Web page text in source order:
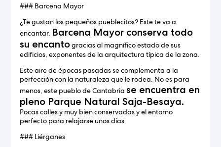
### Barcena Mayor
¿Te gustan los pequeños pueblecitos? Este te va a
encantar. Barcena Mayor conserva todo
su encantogracias al magnífico estado de sus
edificios, exponentes de la arquitectura típica de la zona.
Este aire de épocas pasadas se complementa a la
perfección con la naturaleza que le rodea. No es para
menos, este pueblo de Cantabriase encuentra en
pleno Parque Natural Saja-Besaya.
Pocas calles y muy bien conservadas y el entorno
perfecto para relajarse unos días.
### Liérganes